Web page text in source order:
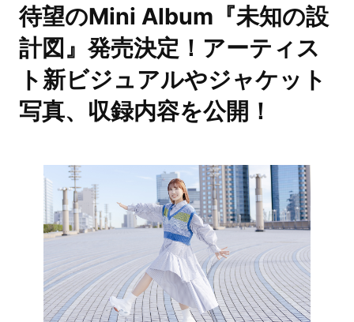
待望のMini Album『未知の設
計図』発売決定！アーティス
ト新ビジュアルやジャケット
写真、収録内容を公開！